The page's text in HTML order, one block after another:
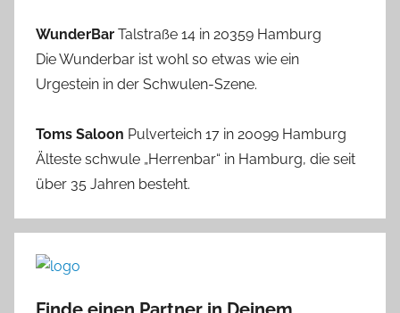
WunderBar Talstraße 14 in 20359 Hamburg
Die Wunderbar ist wohl so etwas wie ein
Urgestein in der Schwulen-Szene.
Toms Saloon Pulverteich 17 in 20099 Hamburg
Älteste schwule „Herrenbar“ in Hamburg, die seit
über 35 Jahren besteht.